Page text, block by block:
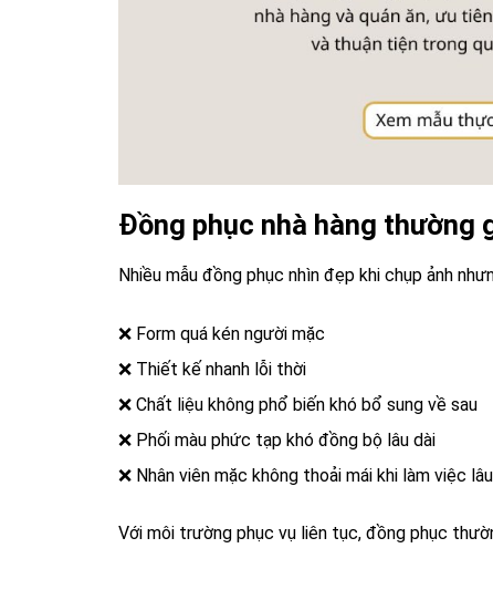
Đồng phục nhà hàng thường
Nhiều mẫu đồng phục nhìn đẹp khi chụp ảnh
❌ Form quá kén người mặc
❌ Thiết kế nhanh lỗi thời
❌ Chất liệu không phổ biến khó bổ sung về sau
❌ Phối màu phức tạp khó đồng bộ lâu dài
❌ Nhân viên mặc không thoải mái khi làm việc lâu
Với môi trường phục vụ liên tục, đồng phục